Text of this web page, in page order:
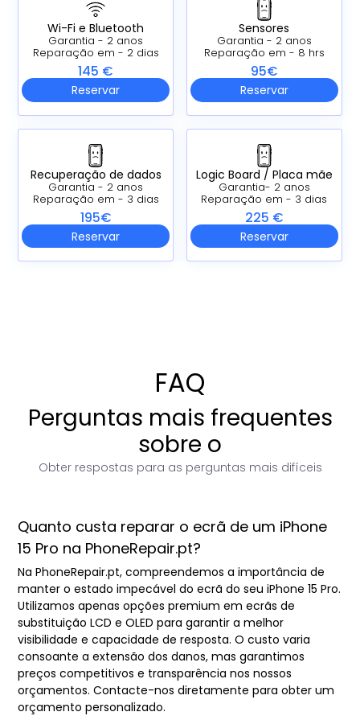
Wi-Fi e Bluetooth
Garantia - 2 anos
Reparação em - 2 dias
145 €
Reservar
Sensores
Garantia - 2 anos
Reparação em - 8 hrs
95€
Reservar
Recuperação de dados
Garantia - 2 anos
Reparação em - 3 dias
195€
Reservar
Logic Board / Placa mãe
Garantia- 2 anos
Reparação em - 3 dias
225 €
Reservar
FAQ
Perguntas mais frequentes
sobre o
Obter respostas para as perguntas mais difíceis
Quanto custa reparar o ecrã de um iPhone
15 Pro na PhoneRepair.pt?
Na PhoneRepair.pt, compreendemos a importância de
manter o estado impecável do ecrã do seu iPhone 15 Pro.
Utilizamos apenas opções premium em ecrãs de
substituição LCD e OLED para garantir a melhor
visibilidade e capacidade de resposta. O custo varia
consoante a extensão dos danos, mas garantimos
preços competitivos e transparência nos nossos
orçamentos. Contacte-nos diretamente para obter um
orçamento personalizado.